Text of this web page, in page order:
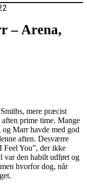
– Arena,
mere præcist
prime time. Mange
Marr havde med god
aften. Desværre
Feel You”, der ikke
var den habilt udført og
hvorfor dog, når